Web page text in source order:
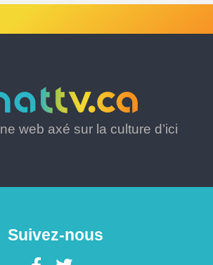
web axé sur la culture d’ici
Suivez-nous